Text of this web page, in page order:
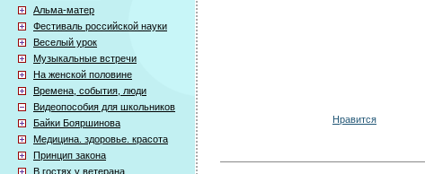
Альма-матер
Фестиваль российской науки
Веселый урок
Музыкальные встречи
На женской половине
Времена, события, люди
Видеопособия для школьников
Байки Бояршинова
Медицина. здоровье. красота
Принцип закона
В гостях у ветерана
Нравится